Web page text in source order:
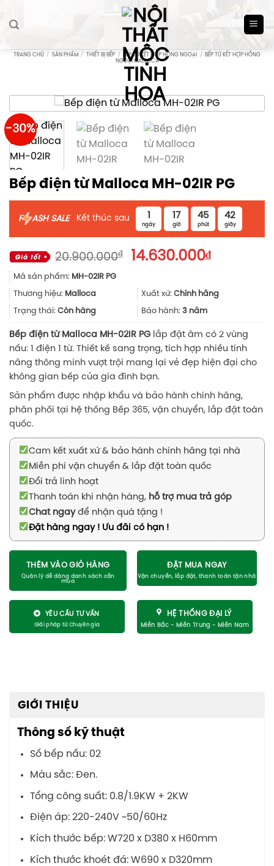
TRANG CHỦ / SẢN PHẨM / THIẾT BỊ BẾP / BẾP TỪ KẾT HỢP HỒNG NGOẠI /
BẾP TỪ KẾT HỢP HỒNG
NGOẠI MALLOCA
-30%
Bếp điện từ Malloca MH-02IR PG
F ASH SALE Kết thúc sau 1
ngày
17
giờ
45
phút
42
giây
20.900.000₫
Giá
20.900.000₫.
14.630.000₫Giá
là:
Mã sản phẩm: MH-02IR PG
Thương hiệu: Malloca Xuất xứ: Chính hãng
Trạng thái: Còn hàng Bảo hành: 3 năm
Bếp điện từ Malloca MH-02IR PGlắp đặt âm có 2 vùng
nấu: 1 điện 1 từ. Thiết kế sang trọng, tích hợp nhiều tính
năng thông minh vượt trội mang lại vẻ đẹp hiện đại cho
không gian bếp của gia đình bạn.
Sản phẩm được nhập khẩu và bảo hành chính hãng,
phân phối tại hệ thống Bếp 365, vận chuyển, lắp đặt toàn
quốc.
Cam kết xuất xứ & bảo hành chính hãng tại nhà
Miễn phí vận chuyển & lắp đặt toàn quốc
Đổi trả linh hoạt
Thanh toán khi nhận hàng, hỗ trợ mua trả góp
Chat ngayđể nhận quà tặng !
Đặt hàng ngay ! Ưu đãi có hạn !
THÊM VÀO GIỎ HÀNG ĐẶT MUA NGAY
YÊU CẦU TƯ VẤN HỆ THỐNG ĐẠI LÝ
GIỚI THIỆU
Thông số kỹ thuật
Số bếp nấu: 02
Màu sắc: Đen.
Tổng công suất: 0.8/1.9KW + 2KW
Điện áp: 220-240V ~50/60Hz
Kích thước bếp: W720 x D380 x H60mm
Kích thước khoét đá: W690 x D320mm